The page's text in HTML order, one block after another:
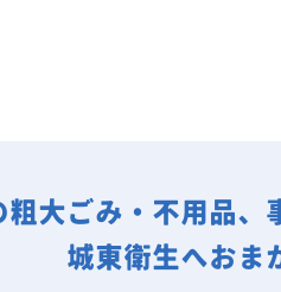
粗大ごみ・不用品、
城東衛生へおま